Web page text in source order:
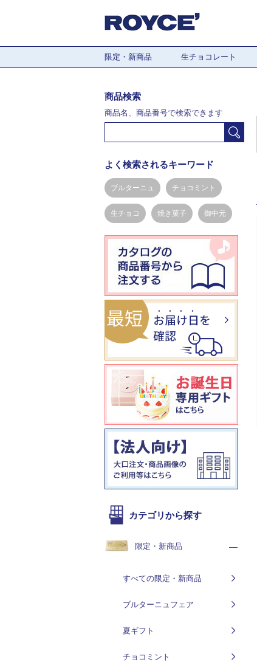
限定・新商品 生チョコレート
商品検索
商品名、商品番号で検索できます
よく検索されるキーワード
ブルターニュ チョコミント
生チョコ 焼き菓子 御中元
カテゴリから探す
限定・新商品
すべての限定・新商品
ブルターニュフェア
夏ギフト
チョコミント